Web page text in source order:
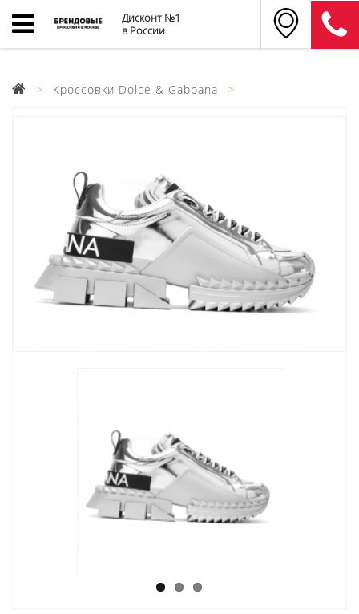
Дисконт №1
в России
Кроссовки Dolce & Gabbana